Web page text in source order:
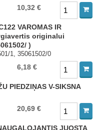
10,32 €
VAROMAS IR
originalui
)
1, 35061502/0
6,18 €
PIEDZIŅAS V-SIKSNA
20,69 €
JUOSTA